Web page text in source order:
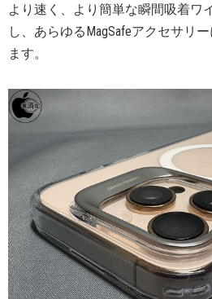
より速く、より簡単な瞬間吸着ワ
し、あらゆるMagSafeアクセサリ
ます。